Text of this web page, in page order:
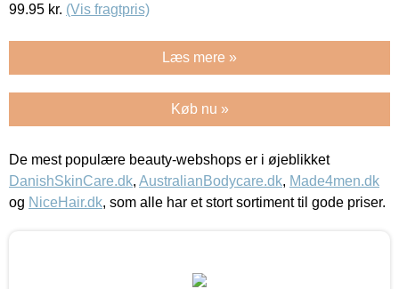
99.95 kr. (Vis fragtpris)
Læs mere »
Køb nu »
De mest populære beauty-webshops er i øjeblikket
DanishSkinCare.dk, AustralianBodycare.dk, Made4men.dk
og NiceHair.dk, som alle har et stort sortiment til gode priser.